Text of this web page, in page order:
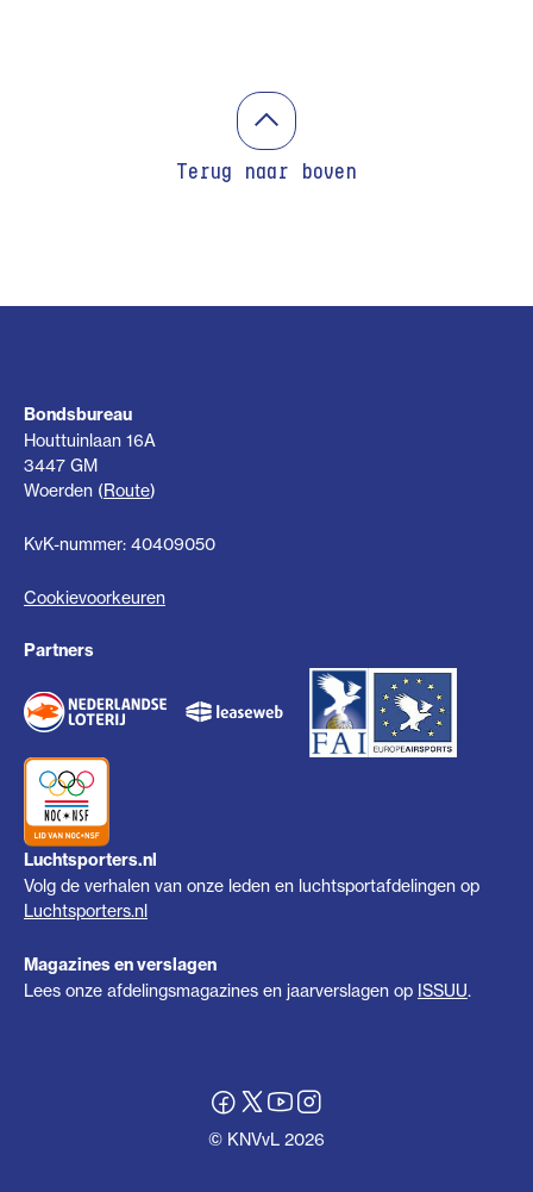
Terug naar boven
Bondsbureau
Houttuinlaan 16A
3447 GM
Woerden (Route)
KvK-nummer: 40409050
Cookievoorkeuren
Partners
Luchtsporters.nl
Volg de verhalen van onze leden en luchtsportafdelingen op
Luchtsporters.nl
Magazines en verslagen
Lees onze afdelingsmagazines en jaarverslagen op ISSUU.
© KNVvL 2026